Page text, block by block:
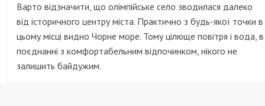
Варто відзначити, що олімпійське село зводилася далеко
від історичного центру міста. Практично з будь-якої точки в
цьому місці видно Чорне море. Тому цілюще повітря і вода, в
поєднанні з комфортабельним відпочинком, нікого не
залишить байдужим.